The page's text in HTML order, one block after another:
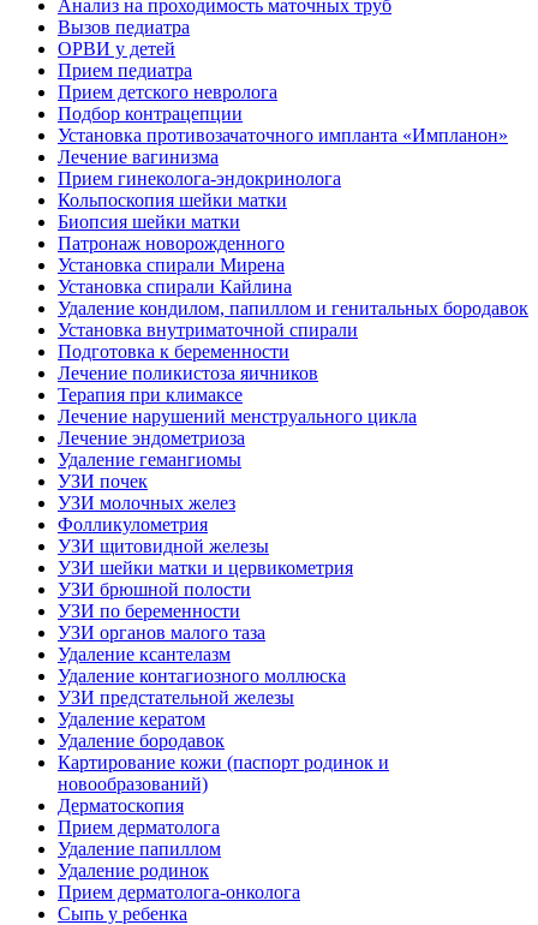
Анализ на проходимость маточных труб
Вызов педиатра
ОРВИ у детей
Прием педиатра
Прием детского невролога
Подбор контрацепции
Установка противозачаточного импланта «Импланон»
Лечение вагинизма
Прием гинеколога-эндокринолога
Кольпоскопия шейки матки
Биопсия шейки матки
Патронаж новорожденного
Установка спирали Мирена
Установка спирали Кайлина
Удаление кондилом, папиллом и генитальных бородавок
Установка внутриматочной спирали
Подготовка к беременности
Лечение поликистоза яичников
Терапия при климаксе
Лечение нарушений менструального цикла
Лечение эндометриоза
Удаление гемангиомы
УЗИ почек
УЗИ молочных желез
Фолликулометрия
УЗИ щитовидной железы
УЗИ шейки матки и цервикометрия
УЗИ брюшной полости
УЗИ по беременности
УЗИ органов малого таза
Удаление ксантелазм
Удаление контагиозного моллюска
УЗИ предстательной железы
Удаление кератом
Удаление бородавок
Картирование кожи (паспорт родинок и
новообразований)
Дерматоскопия
Прием дерматолога
Удаление папиллом
Удаление родинок
Прием дерматолога-онколога
Сыпь у ребенка